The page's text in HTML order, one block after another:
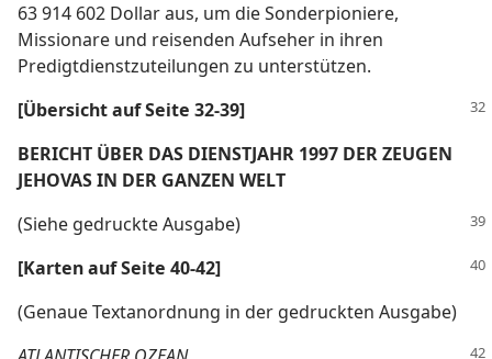
63 914 602 Dollar aus, um die Sonderpioniere,
Missionare und reisenden Aufseher in ihren
Predigtdienstzuteilungen zu unterstützen.
[Übersicht auf Seite 32-39]
BERICHT ÜBER DAS DIENSTJAHR 1997 DER ZEUGEN
JEHOVAS IN DER GANZEN WELT
(Siehe gedruckte Ausgabe)
[Karten auf Seite 40-42]
(Genaue Textanordnung in der gedruckten Ausgabe)